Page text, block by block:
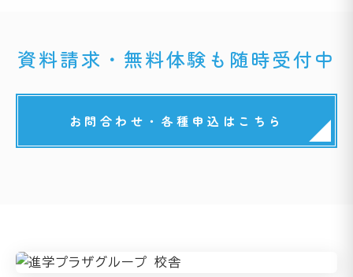
資料請求・無料体験も随時受付中
お問合わせ・各種申込はこちら